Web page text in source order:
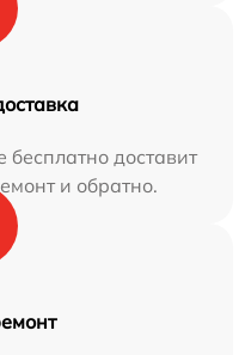
доставит
и обратно.